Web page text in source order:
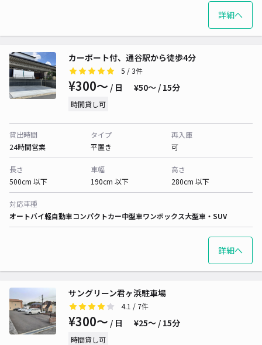
詳細へ
カーポート付、通谷駅から徒歩4分
5 / 3件
¥300〜 / 日 ¥50〜 / 15分
時間貸し可
貸出時間
24時間営業
タイプ
平置き
再入庫
可
長さ
500cm 以下
車幅
190cm 以下
高さ
280cm 以下
対応車種
オートバイ軽自動車コンパクトカー中型車ワンボックス大型車・SUV
詳細へ
サングリーン君ヶ浜駐車場
4.1 / 7件
¥300〜 / 日 ¥25〜 / 15分
時間貸し可